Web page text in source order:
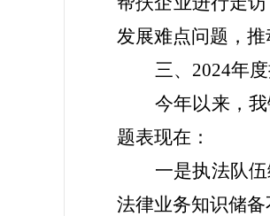
发展难点问题，推
三、 2024年度
今年以来，
题表现在：
一是执法队
法律业务知识储